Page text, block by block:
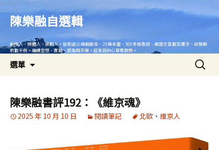
內
陳樂融自選輯
創作人、媒體人、策劃人。發表過10幾齣劇本、20幾本書、500多首歌詞、網路文章數百萬字、命盤解
析數千例。繼續空想、實踐、感傷與平復。這是我的心靈集散地。
選單
搜
尋
陳樂融書評192：《維京魂》
2025 年 10 月 10 日 閱讀筆記 北歐 、 維京人